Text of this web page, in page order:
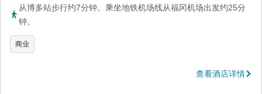
从博多站步行约7分钟。乘坐地铁机场线从福冈机场出发约25分
钟。
商业
查看酒店详情